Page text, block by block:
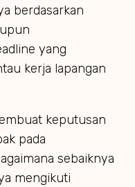
berdasarkan
yang
kerja lapangan
keputusan
pada
sebaiknya
mengikuti